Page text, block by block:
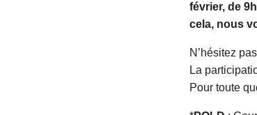
février, de
cela, nous
N’hésitez
La
Pour toute